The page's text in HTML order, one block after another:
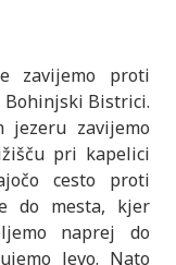
zavijemo proti
Bohinjski Bistrici.
jezeru zavijemo
pri kapelici
cesto proti
do mesta, kjer
naprej do
levo. Nato